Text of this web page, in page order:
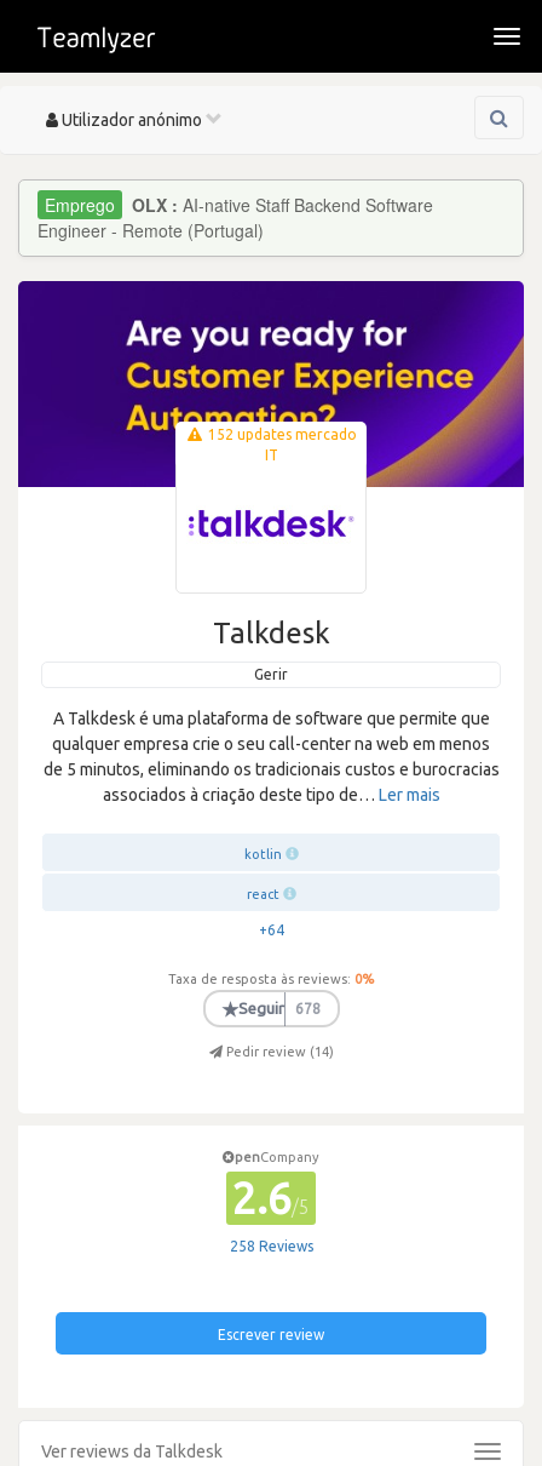
Toggle
Utilizador anónimo
OLX : AI-native Staff Backend Software
Engineer - Remote (Portugal)
152 updates mercado
IT
Talkdesk
Gerir
A Talkdesk é uma plataforma de software que permite que
qualquer empresa crie o seu call-center na web em menos
de 5 minutos, eliminando os tradicionais custos e burocracias
associados à criação deste tipo de… Ler mais
kotlin
react
+64
Taxa de resposta às reviews: 0%
★Seguir 678
Pedir review (14)
penCompany
2.6/5
258 Reviews
Escrever review
Ver reviews da Talkdesk
Toggle